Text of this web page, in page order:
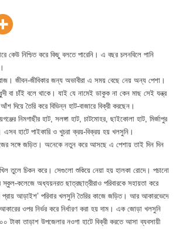
নিশ্চিত করে কিছু বলতে পারেনি। এ বছর চলনবিলে পানি
জীবন-জীবিকার জন্য অভাবীরা এ সময় বেছে নেয় অন্য পেশা।
বা চাঁই বলে থাকে। যাই যে নামেই ডাকুক না কেন মাছ সেই যন্ত্র
তৈরি করে বিভিন্ন হাট-বাজারে বিক্রী করছেন।
নিমগাছীর হাট, সলঙ্গা হাট, চাটমোহর, ছাইকোলা হাট, মির্জাপুর
এসব হাটে পাইকারি ও খুচরা ক্রয়-বিক্রয় হয় খলসুনি।
সঙ্গে জড়িত। অনেকে নতুন করে আসছে এ পেশায় তাই দিন দিন
খিল তুলে চিকন করে। সেগুলো শুকিয়ে নেয়া হয় হালকা রোদে। পচানো
কলেজে অধ্যয়নরত ছাত্রছাত্রীরাও পরিবারকে সহায়তা করে
প্রায় আড়াইশ’ পরিবার খলসুনি তৈরির কাজে জড়িত। আর আকারভেদে
ওপর নির্ভর করে নির্ধারণ করা হয় দাম। এক জোড়া খলসুনি
টাকা তাড়াশ উপজেলার নওগা হাটে বিক্রী করতে আসা ব্যবসায়ী